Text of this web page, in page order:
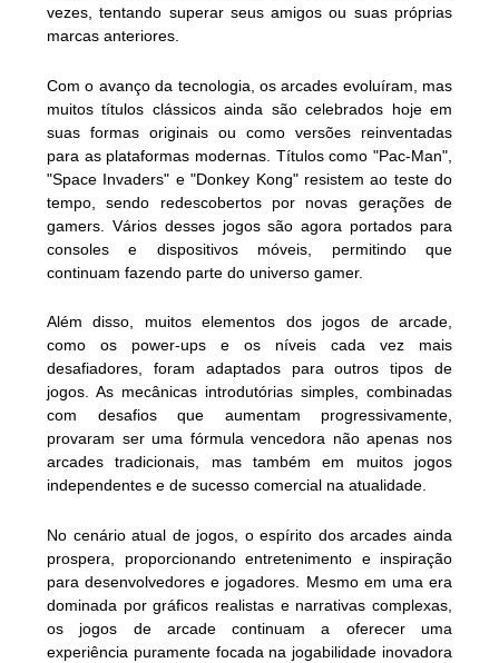
vezes, tentando superar seus amigos ou suas próprias
marcas anteriores.
Com o avanço da tecnologia, os arcades evoluíram, mas
muitos títulos clássicos ainda são celebrados hoje em
suas formas originais ou como versões reinventadas
para as plataformas modernas. Títulos como "Pac-Man",
"Space Invaders" e "Donkey Kong" resistem ao teste do
tempo, sendo redescobertos por novas gerações de
gamers. Vários desses jogos são agora portados para
consoles e dispositivos móveis, permitindo que
continuam fazendo parte do universo gamer.
Além disso, muitos elementos dos jogos de arcade,
como os power-ups e os níveis cada vez mais
desafiadores, foram adaptados para outros tipos de
jogos. As mecânicas introdutórias simples, combinadas
com desafios que aumentam progressivamente,
provaram ser uma fórmula vencedora não apenas nos
arcades tradicionais, mas também em muitos jogos
independentes e de sucesso comercial na atualidade.
No cenário atual de jogos, o espírito dos arcades ainda
prospera, proporcionando entretenimento e inspiração
para desenvolvedores e jogadores. Mesmo em uma era
dominada por gráficos realistas e narrativas complexas,
os jogos de arcade continuam a oferecer uma
experiência puramente focada na jogabilidade inovadora